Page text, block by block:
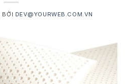
BỞI DEV@YOURWEB.COM.VN